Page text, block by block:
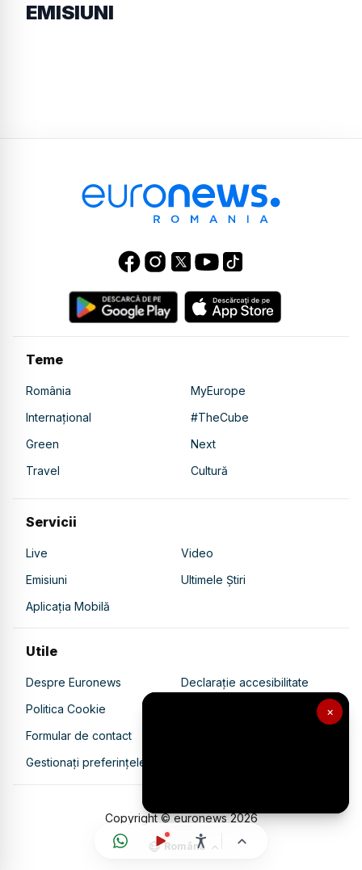
×
EMISIUNI
Teme
România
MyEurope
Internațional
#TheCube
Green
Next
Travel
Cultură
Servicii
Live
Video
Emisiuni
Ultimele Știri
Aplicația Mobilă
Utile
Despre Euronews
Declarație accesibilitate
Politica Cookie
Politica de confidențialitate
Formular de contact
Gestionați preferințele
Copyright © euronews2026
Română